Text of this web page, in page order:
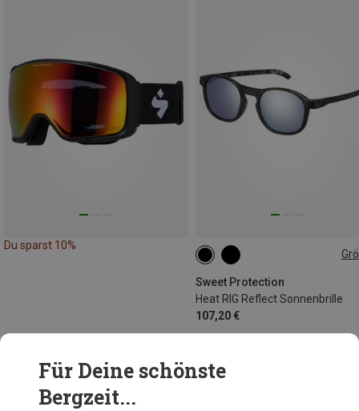
Du sparst 10%
Sweet Protection
Heat RIG Reflect Sonnenbrille
107,20 €
ONE SIZE
18 von 18 Artikel angesehen
Für Deine schönste
Bergzeit...